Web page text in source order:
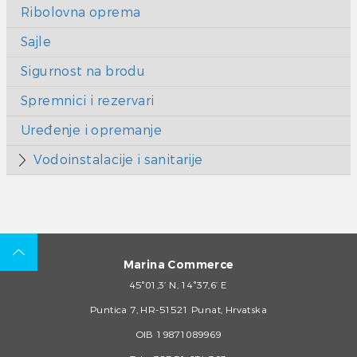
Ribolovna oprema
Sajle
Sigurnost na brodu
Spremnici i rezervari
Uređenje i opremanje
Vodoinstalacije i sanitarije
Marina Commerce
45°01,3’ N, 14°37,6’ E
Puntica 7, HR-51521 Punat, Hrvatska
OIB 19871089969